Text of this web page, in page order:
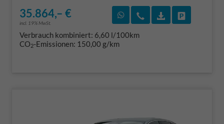
35.864,– €
incl. 19% MwSt.
Rückruf vereinbaren
Wir rufen Sie an
Verbrauch kombiniert: 6,60 l/100km
CO2-Emissionen: 150,00 g/km